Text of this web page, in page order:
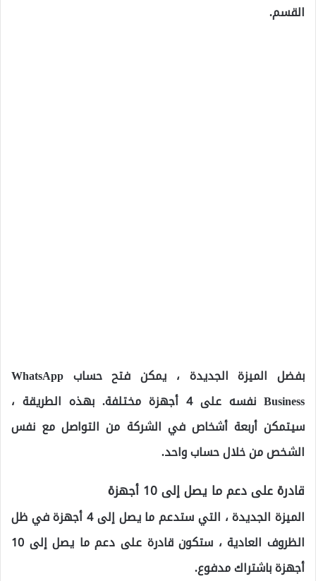
القسم.
بفضل الميزة الجديدة ، يمكن فتح حساب WhatsApp
Business نفسه على 4 أجهزة مختلفة. بهذه الطريقة ،
سيتمكن أربعة أشخاص في الشركة من التواصل مع نفس
الشخص من خلال حساب واحد.
قادرة على دعم ما يصل إلى 10 أجهزة
الميزة الجديدة ، التي ستدعم ما يصل إلى 4 أجهزة في ظل
الظروف العادية ، ستكون قادرة على دعم ما يصل إلى 10
أجهزة باشتراك مدفوع.